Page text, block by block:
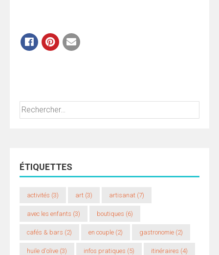
Rechercher :
ÉTIQUETTES
activités (3) art (3) artisanat (7)
avec les enfants (3) boutiques (6)
cafés & bars (2) en couple (2) gastronomie (2)
huile d'olive (3) infos pratiques (5) itinéraires (4)